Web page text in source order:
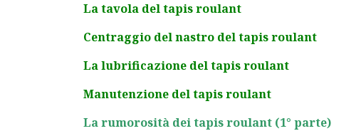
La tavola del tapis roulant
Centraggio del nastro del tapis roulant
La lubrificazione del tapis roulant
Manutenzione del tapis roulant
La rumorosità dei tapis roulant (1° parte)